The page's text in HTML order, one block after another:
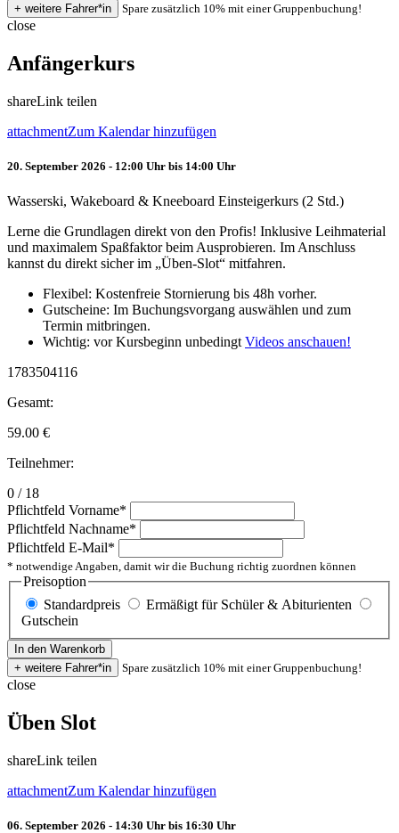
Spare zusätzlich 10% mit einer Gruppenbuchung!
close
Anfängerkurs
shareLink teilen
attachmentZum Kalendar hinzufügen
20. September 2026 - 12:00 Uhr bis 14:00 Uhr
Wasserski, Wakeboard & Kneeboard Einsteigerkurs (2 Std.)
Lerne die Grundlagen direkt von den Profis! Inklusive Leihmaterial
und maximalem Spaßfaktor beim Ausprobieren. Im Anschluss
kannst du direkt sicher im „Üben-Slot“ mitfahren.
Flexibel: Kostenfreie Stornierung bis 48h vorher.
Gutscheine: Im Buchungsvorgang auswählen und zum
Termin mitbringen.
Wichtig: vor Kursbeginn unbedingt Videos anschauen!
1783504116
Gesamt:
59.00 €
Teilnehmer:
0 / 18
Pflichtfeld Vorname*
Pflichtfeld Nachname*
Pflichtfeld E-Mail*
* notwendige Angaben, damit wir die Buchung richtig zuordnen können
Preisoption
Standardpreis
Ermäßigt für Schüler & Abiturienten
Gutschein
Spare zusätzlich 10% mit einer Gruppenbuchung!
close
Üben Slot
shareLink teilen
attachmentZum Kalendar hinzufügen
06. September 2026 - 14:30 Uhr bis 16:30 Uhr